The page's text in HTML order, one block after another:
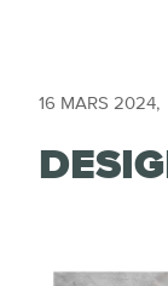
16 MARS 2024,